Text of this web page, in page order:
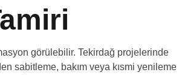
görülebilir. Tekirdağ projelerinde
sabitleme, bakım veya kısmi yenileme